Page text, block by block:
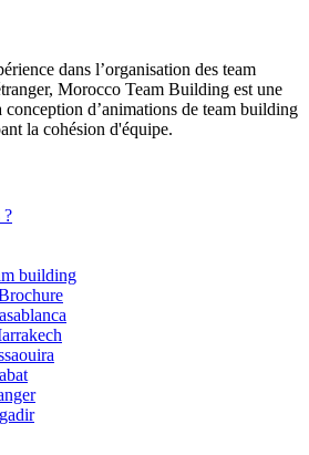
dans l’organisation des team
Morocco Team Building est une
conception d’animations de team building
la cohésion d'équipe.
?
building